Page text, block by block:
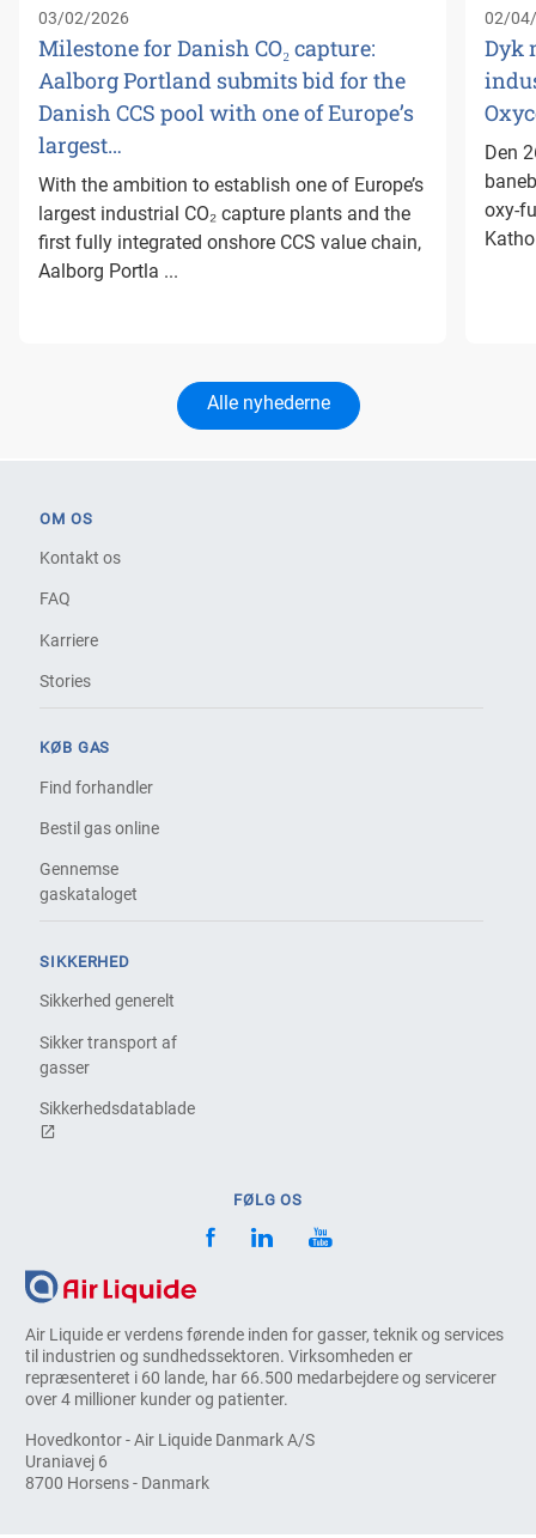
03/02/2026
Milestone for Danish CO₂ capture:
Aalborg Portland submits bid for the
Danish CCS pool with one of Europe’s
largest…
With the ambition to establish one of Europe’s
largest industrial CO₂ capture plants and the
first fully integrated onshore CCS value chain,
Aalborg Portla ...
02/
Dyk
Den
oxy-
Alle nyhederne
Air Liquide er verdens førende inden for gasser, teknik og services
til industrien og sundhedssektoren. Virksomheden er
repræsenteret i 60 lande, har 66.500 medarbejdere og servicerer
over 4 millioner kunder og patienter.
Hovedkontor - Air Liquide Danmark A/S
Uraniavej 6
8700 Horsens - Danmark
OM OS
Kontakt os
FAQ
Karriere
Stories
KØB GAS
Find forhandler
Bestil gas online
Gennemse
gaskataloget
SIKKERHED
Sikkerhed generelt
Sikker transport af
gasser
Sikkerhedsdatablade
FØLG OS